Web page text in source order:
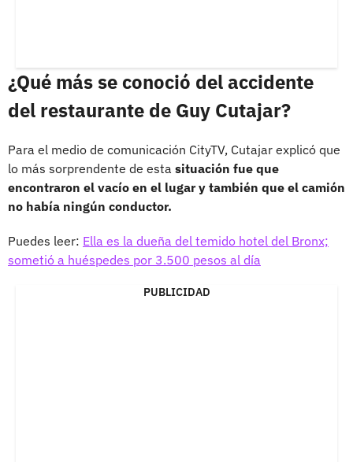
¿Qué más se conoció del accidente
del restaurante de Guy Cutajar?
Para el medio de comunicación CityTV, Cutajar explicó que
lo más sorprendente de esta situación fue que
encontraron el vacío en el lugar y también que el camión
no había ningún conductor.
Puedes leer: Ella es la dueña del temido hotel del Bronx;
sometió a huéspedes por 3.500 pesos al día
PUBLICIDAD